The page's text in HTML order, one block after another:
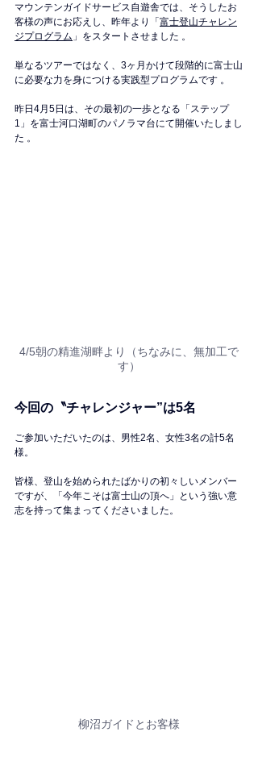
マウンテンガイドサービス自遊舎では、そうしたお
客様の声にお応えし、昨年より「富士登山チャレン
ジプログラム 」をスタートさせました 。
単なるツアーではなく、3ヶ月かけて段階的に富士山
に必要な力を身につける実践型プログラムです 。
昨日4月5日は、その最初の一歩となる「ステップ
1」を富士河口湖町のパノラマ台にて開催いたしまし
た 。
4/5朝の精進湖畔より（ちなみに、無加工で
す）
今回の〝チャレンジャー”は5名
ご参加いただいたのは、男性2名、女性3名の計5名
様。
皆様、登山を始められたばかりの初々しいメンバー
ですが、「今年こそは富士山の頂へ」という強い意
志を持って集まってくださいました。
柳沼ガイドとお客様